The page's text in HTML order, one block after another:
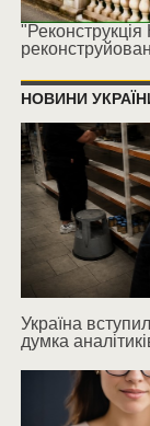
"Реконструкція
НОВИНИ
Україна
думка